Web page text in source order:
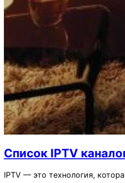
Список IPTV
IPTV — это технология,